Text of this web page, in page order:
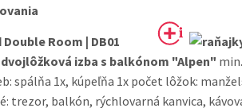
Room | DB01
izba s balkónom "Alpen"
spálňa 1x, kúpeľňa 1x počet lôžok:
trezor, balkón, rýchlovarná kanvica,